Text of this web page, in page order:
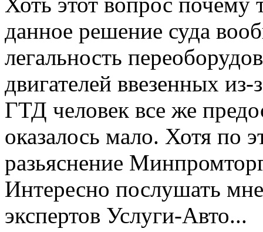
данное решение суда
легальность
двигателей ввезенных
ГТД человек все же
оказалось мало. Хотя по
разьяснение
Интересно послушать
экспертов Услуги-Авто...